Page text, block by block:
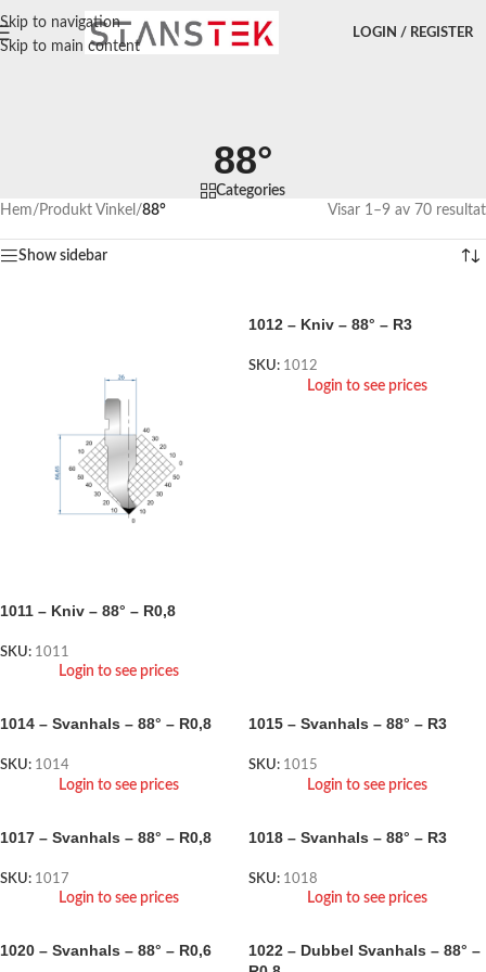
Skip to navigation
Skip to main content
LOGIN / REGISTER
88°
Categories
Hem/ Produkt Vinkel /88° Visar 1–9 av 70 resultat
Show sidebar
1011 – Kniv – 88° – R0,8
SKU: 1011
Login to see prices
1012 – Kniv – 88° – R3
SKU: 1012
Login to see prices
1014 – Svanhals – 88° – R0,8
SKU: 1014
Login to see prices
1015 – Svanhals – 88° – R3
SKU: 1015
Login to see prices
1017 – Svanhals – 88° – R0,8
SKU: 1017
Login to see prices
1018 – Svanhals – 88° – R3
SKU: 1018
Login to see prices
1020 – Svanhals – 88° – R0,6
1022 – Dubbel Svanhals – 88° –